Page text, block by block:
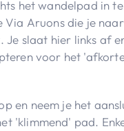
het wandelpad in
Aruons die je
slaat hier links af
voor het
en neem je het
'klimmend' pad.